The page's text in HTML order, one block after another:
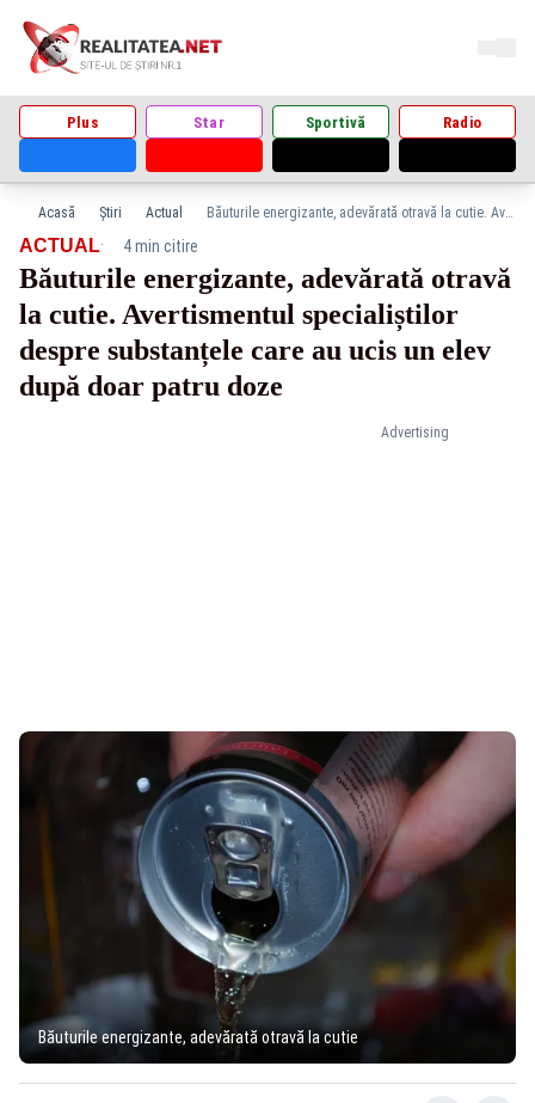
Plus Star Sportivă Radio
Acasă Știri Actual Băuturile energizante, adevărată otravă la cutie. Avertismentul specialiștilor despre substanțele care au ucis un elev după doar patru doze
Advertising
ACTUAL· 4 min citire
Băuturile energizante, adevărată otravă
la cutie. Avertismentul specialiștilor
despre substanțele care au ucis un elev
după doar patru doze
Băuturile energizante, adevărată otravă la cutie